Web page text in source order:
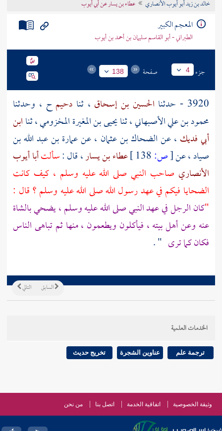
خالد بن زيد أبو أيوب الأنصاري
عطاء بن يسار عن أبي أيوب
المعجم الكبير
الطبراني - أبو القاسم سليمان بن أحمد بن أيوب
جزء 4 صفحة 138
3920 - حدثنا الحسين بن إسحاق ، ثنا دحيم ح ، وحدثنا
محمود بن علي الأصبهاني، ثنايحيى بن المغيرة المخزومي، ثناابن
أبي فديك ، عنالضحاك بن عثمان ، عنعمارة بن عبد الله بن
صياد، عن[ص: عطاء بن يسار، قال :سألتأبا أيوب
الأنصاري صاحب النبي صلى الله عليه وسلم ، كيف كانت
الضحايا فيكم في عهد رسول الله صلى الله عليه وسلم ؟ قال :
"كان الرجل في عهد النبي صلى الله عليه وسلم ، يضحي بالشاة
عنه وعن أهل بيته ، فيأكلون ويطعمون ، منها ثم تباهى الناس
فكان كما ترى " .
التالي السابق
الخدمات العلمية
ترجمة علم عناوين الشجرة تخريج حديث
وثيقة الخصوصية اتفاقية الخدمة اتصل بنا من نحن